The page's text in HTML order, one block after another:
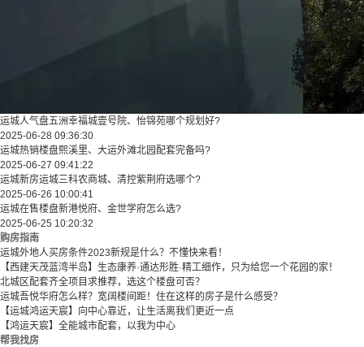
运城人气盘五洲幸福城壹号院、怡锦苑哪个规划好?
2025-06-28 09:36:30
运城热销楼盘熙溪里、大运外滩北园配套完备吗?
2025-06-27 09:41:22
运城新房运城三科农商城、清控紫荆府选哪个?
2025-06-26 10:00:41
运城在售楼盘新港悦府、金世学府怎么选?
2025-06-25 10:20:32
购房指南
运城外地人买房条件2023新规是什么？不懂快来看！
【西建天茂蓝湾半岛】生态康养·通达形胜·精工细作，只为给您一个花园的家！
北城区配套齐全项目求推荐，选这个楼盘可否？
运城吾悦华府怎么样？宽阔楼间距！住在这样的房子是什么感受？
【运城鸿运天宸】向中心靠近，让生活离我们更近一点
【鸿运天宸】全能城市配套，以我为中心
帮我找房